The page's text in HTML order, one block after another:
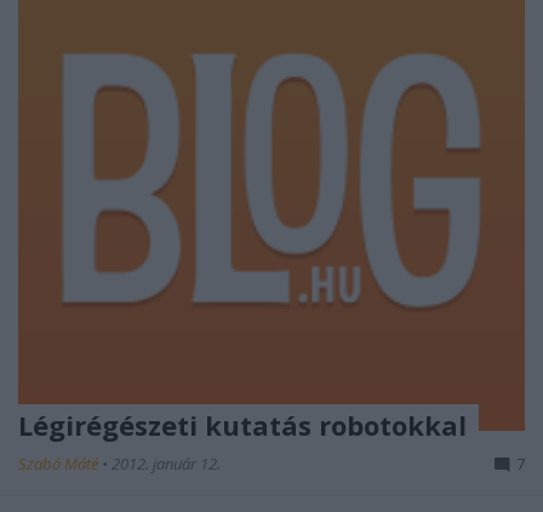
Légirégészeti kutatás robotokkal
Szabó Máté • 2012. január 12. 7